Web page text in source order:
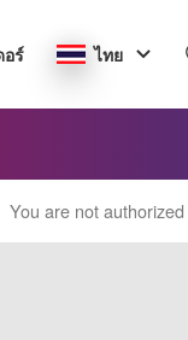
อร์ ไทย
You are not authorized